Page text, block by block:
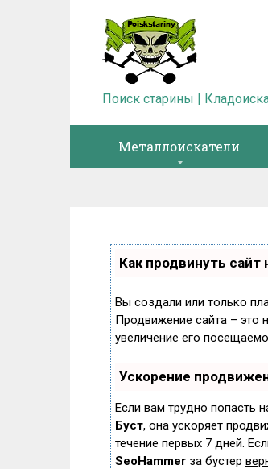
Поиск старины |
Металлоискатели
Как продвинуть
Вы создали или только
Продвижение сайта – это
увеличение его
Ускорение
Если вам трудно попасть
Буст, она ускоряет
течение первых 7 дней.
SeoHammer за бустер